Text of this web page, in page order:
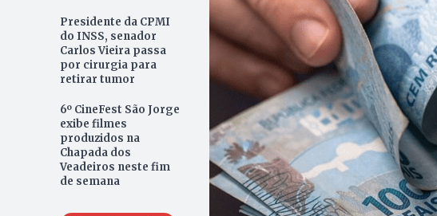
Presidente da CPMI
do INSS, senador
Carlos Vieira passa
por cirurgia para
retirar tumor
6º CineFest São Jorge
exibe filmes
produzidos na
Chapada dos
Veadeiros neste fim
de semana